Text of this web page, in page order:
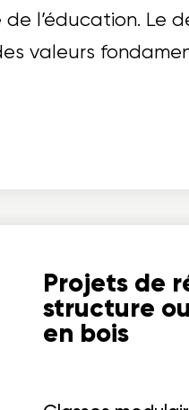
l’éducation. Le
valeurs
Projets de
structure
en bois